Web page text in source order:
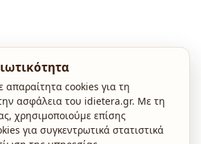
απαραίτητα cookies για τη
την ασφάλεια του idietera.gr. Με τη
χρησιμοποιούμε επίσης
για συγκεντρωτικά στατιστικά